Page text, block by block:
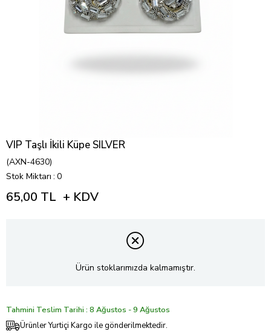
VIP Taşlı İkili Küpe SILVER
(AXN-4630)
Stok Miktarı : 0
65,00 TL + KDV
Ürün stoklarımızda kalmamıştır.
Tahmini Teslim Tarihi : 8 Ağustos - 9 Ağustos
Ürünler Yurtiçi Kargo ile gönderilmektedir.